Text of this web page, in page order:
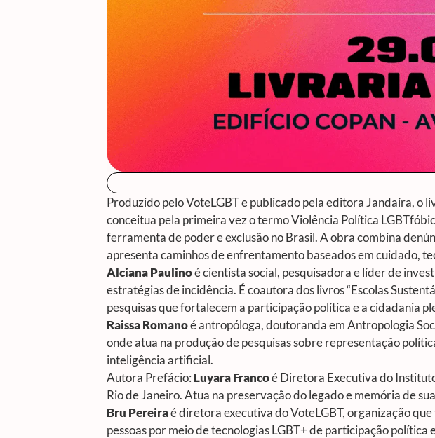
Produzido pelo VoteLGBT e publicado pela editora Jandaíra, o
conceitua pela primeira vez o termo Violência Política
ferramenta de poder e exclusão no Brasil. A obra combina
apresenta caminhos de enfrentamento baseados em cuidado,
Alciana Paulinoé cientista social, pesquisadora e líder de
estratégias de incidência. É coautora dos livros “Escolas
pesquisas que fortalecem a participação política e a cidadania
Raissa Romanoé antropóloga, doutoranda em Antropologia
onde atua na produção de pesquisas sobre representação
inteligência artificial.
Autora Prefácio: Luyara Francoé Diretora Executiva do
Rio de Janeiro. Atua na preservação do legado e memória de
Bru Pereiraé diretora executiva do VoteLGBT, organização
pessoas por meio de tecnologias LGBT+ de participação